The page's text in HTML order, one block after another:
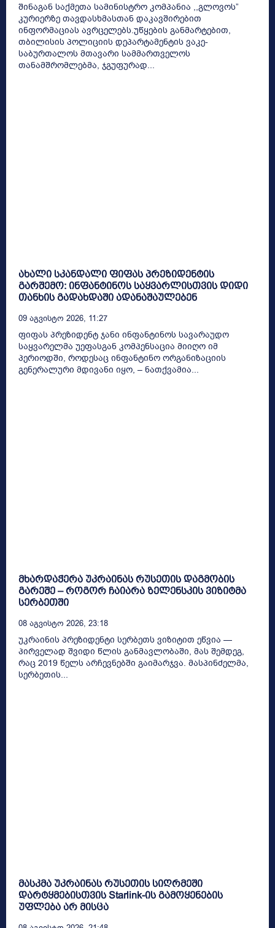
შინაგან საქმეთა სამინისტრო კომპანია ,,გლოვოს”
კურიერზე თავდასხმასთან დაკავშირებით
ინფორმაციას ავრცელებს.უწყების განმარტებით,
თბილისის პოლიციის დეპარტამენტის ვაკე-
საბურთალოს მთავარი სამმართველოს
თანამშრომლებმა, ჯგუფურად...
ახალი სკანდალი ფიფას პრეზიდენტის
გარშემო: ინფანტინოს საყვარლისთვის დიდი
თანხის გადახდაში ადანაშაულებენ
09 Აგვისტო 2026, 11:27
ფიფას პრეზიდენტ ჯანი ინფანტინოს სავარაუდო
საყვარელმა უეფასგან კომპენსაცია მიიღო იმ
პერიოდში, როდესაც ინფანტინო ორგანიზაციის
გენერალური მდივანი იყო, – ნათქვამია...
მხარდაჭერა უკრაინას რუსეთის დაგმობის
გარეშე – როგორ ჩაიარა ზელენსკის ვიზიტმა
სერბეთში
08 Აგვისტო 2026, 23:18
უკრაინის პრეზიდენტი სერბეთს ვიზიტით ეწვია —
პირველად შვიდი წლის განმავლობაში, მას შემდეგ,
რაც 2019 წელს არჩევნებში გაიმარჯვა. მასპინძელმა,
სერბეთის...
მასკმა უკრაინას რუსეთის სიღრმეში
დარტყმებისთვის Starlink-ის გამოყენების
უფლება არ მისცა